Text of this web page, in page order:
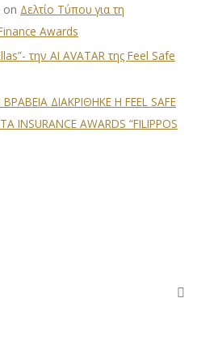
on Δελτίο Τύπου για τη
Awards
την AI AVATAR της Feel Safe
ΔΙΑΚΡΙΘΗΚΕ Η FEEL SAFE
INSURANCE AWARDS “FILIPPOS